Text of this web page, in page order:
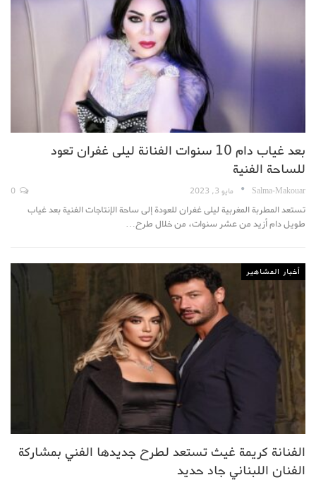
بعد غياب دام 10 سنوات الفنانة ليلى غفران تعود
للساحة الفنية
Salma-Makouar مايو 3, 2023
تستعد المطربة المغربية ليلى غفران للعودة إلى ساحة الإنتاجات الفنية بعد غياب
طويل دام أزيد من عشر سنوات، من خلال طرح…
أخبار المشاهير
الفنانة كريمة غيث تستعد لطرح جديدها الفني بمشاركة
الفنان اللبناني جاد حديد